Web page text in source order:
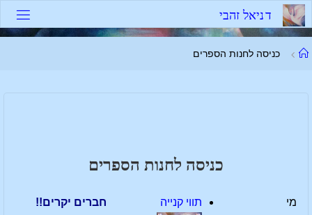
דלגו
לתוכן
דניאל זהבי
עמודכניסה לחנות הספרים
כניסה לחנות הספרים
מי
תווי קנייה חברים יקרים!!